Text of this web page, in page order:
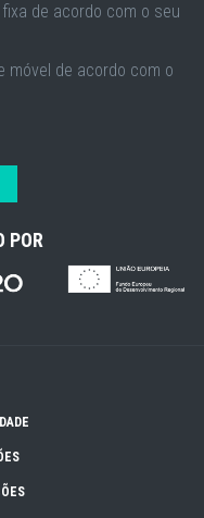
de acordo com o seu
móvel de acordo com o
POR